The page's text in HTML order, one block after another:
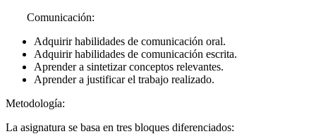
Comunicación:
Adquirir habilidades de comunicación oral.
Adquirir habilidades de comunicación escrita.
Aprender a sintetizar conceptos relevantes.
Aprender a justificar el trabajo realizado.
Metodología:
La asignatura se basa en tres bloques diferenciados: